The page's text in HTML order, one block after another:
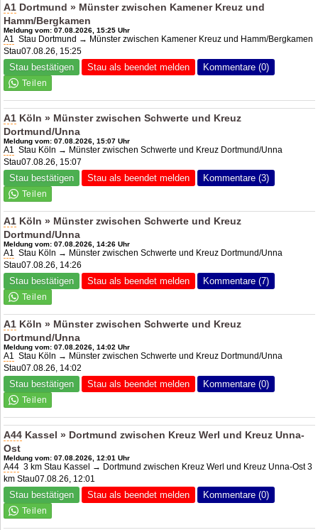
A1 Dortmund » Münster zwischen Kamener Kreuz und
Hamm/Bergkamen
Meldung vom: 07.08.2026, 15:25 Uhr
A1 Stau Dortmund → Münster zwischen Kamener Kreuz und Hamm/Bergkamen
Stau07.08.26, 15:25
Stau bestätigen Stau als beendet melden Kommentare (0)
A1 Köln » Münster zwischen Schwerte und Kreuz
Dortmund/Unna
Meldung vom: 07.08.2026, 15:07 Uhr
A1 Stau Köln → Münster zwischen Schwerte und Kreuz Dortmund/Unna
Stau07.08.26, 15:07
Stau bestätigen Stau als beendet melden Kommentare (3)
A1 Köln » Münster zwischen Schwerte und Kreuz
Dortmund/Unna
Meldung vom: 07.08.2026, 14:26 Uhr
A1 Stau Köln → Münster zwischen Schwerte und Kreuz Dortmund/Unna
Stau07.08.26, 14:26
Stau bestätigen Stau als beendet melden Kommentare (7)
A1 Köln » Münster zwischen Schwerte und Kreuz
Dortmund/Unna
Meldung vom: 07.08.2026, 14:02 Uhr
A1 Stau Köln → Münster zwischen Schwerte und Kreuz Dortmund/Unna
Stau07.08.26, 14:02
Stau bestätigen Stau als beendet melden Kommentare (0)
A44 Kassel » Dortmund zwischen Kreuz Werl und Kreuz Unna-
Ost
Meldung vom: 07.08.2026, 12:01 Uhr
A44 3 km Stau Kassel → Dortmund zwischen Kreuz Werl und Kreuz Unna-Ost 3
km Stau07.08.26, 12:01
Stau bestätigen Stau als beendet melden Kommentare (0)